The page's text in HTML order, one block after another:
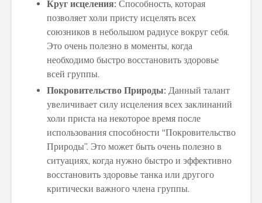
Круг исцеления: Способность, которая
позволяет холи присту исцелять всех
союзников в небольшом радиусе вокруг себя.
Это очень полезно в моменты, когда
необходимо быстро восстановить здоровье
всей группы.
Покровительство Природы: Данный талант
увеличивает силу исцеления всех заклинаний
холи приста на некоторое время после
использования способности “Покровительство
Природы”. Это может быть очень полезно в
ситуациях, когда нужно быстро и эффективно
восстановить здоровье танка или другого
критически важного члена группы.